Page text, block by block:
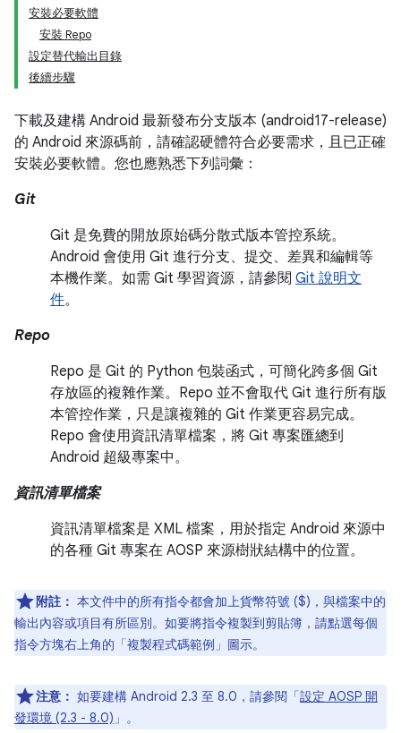
安裝必要軟體
安裝 Repo
設定替代輸出目錄
後續步驟
下載及建構 Android 最新發布分支版本 (android17-release)
的 Android 來源碼前，請確認硬體符合必要需求，且已正確
安裝必要軟體。您也應熟悉下列詞彙：
Git
Git 是免費的開放原始碼分散式版本管控系統。
Android 會使用 Git 進行分支、提交、差異和編輯等
本機作業。如需 Git 學習資源，請參閱 Git 說明文
件。
Repo
Repo 是 Git 的 Python 包裝函式，可簡化跨多個 Git
存放區的複雜作業。Repo 並不會取代 Git 進行所有版
本管控作業，只是讓複雜的 Git 作業更容易完成。
Repo 會使用資訊清單檔案，將 Git 專案匯總到
Android 超級專案中。
資訊清單檔案
資訊清單檔案是 XML 檔案，用於指定 Android 來源中
的各種 Git 專案在 AOSP 來源樹狀結構中的位置。
附註： 本文件中的所有指令都會加上貨幣符號 ($)，與檔案中的
輸出內容或項目有所區別。如要將指令複製到剪貼簿，請點選每個
指令方塊右上角的「複製程式碼範例」 圖示。
注意： 如要建構 Android 2.3 至 8.0，請參閱「設定 AOSP 開
發環境 (2.3 - 8.0) 」。